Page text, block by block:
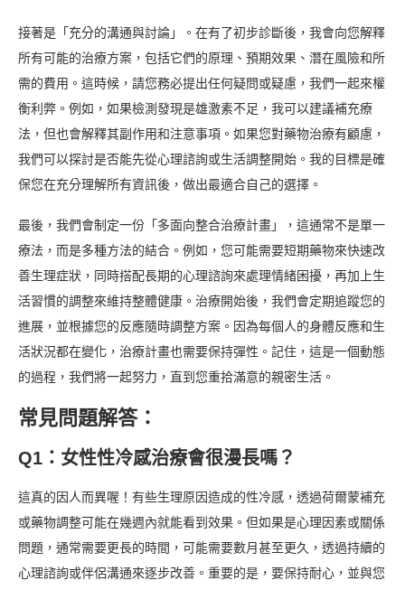
接著是「充分的溝通與討論」。在有了初步診斷後，我會向您解釋
所有可能的治療方案，包括它們的原理、預期效果、潛在風險和所
需的費用。這時候，請您務必提出任何疑問或疑慮，我們一起來權
衡利弊。例如，如果檢測發現是雄激素不足，我可以建議補充療
法，但也會解釋其副作用和注意事項。如果您對藥物治療有顧慮，
我們可以探討是否能先從心理諮詢或生活調整開始。我的目標是確
保您在充分理解所有資訊後，做出最適合自己的選擇。
最後，我們會制定一份「多面向整合治療計畫」，這通常不是單一
療法，而是多種方法的結合。例如，您可能需要短期藥物來快速改
善生理症狀，同時搭配長期的心理諮詢來處理情緒困擾，再加上生
活習慣的調整來維持整體健康。治療開始後，我們會定期追蹤您的
進展，並根據您的反應隨時調整方案。因為每個人的身體反應和生
活狀況都在變化，治療計畫也需要保持彈性。記住，這是一個動態
的過程，我們將一起努力，直到您重拾滿意的親密生活。
常見問題解答：
Q1：女性性冷感治療會很漫長嗎？
這真的因人而異喔！有些生理原因造成的性冷感，透過荷爾蒙補充
或藥物調整可能在幾週內就能看到效果。但如果是心理因素或關係
問題，通常需要更長的時間，可能需要數月甚至更久，透過持續的
心理諮詢或伴侶溝通來逐步改善。重要的是，要保持耐心，並與您